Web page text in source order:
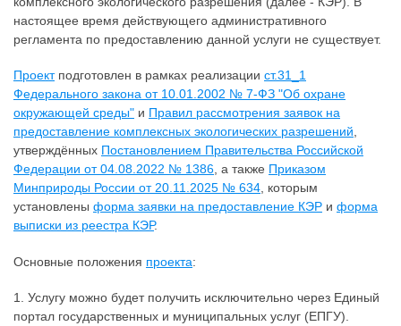
настоящее время действующего административного
регламента по предоставлению данной услуги не существует.
Проектподготовлен в рамках реализации ст.31_1
Федерального закона от 10.01.2002 № 7-ФЗ "Об охране
окружающей среды" и Правил рассмотрения заявок на
предоставление комплексных экологических разрешений
утверждённых Постановлением Правительства Российской
Федерации от 04.08.2022 № 1386 , а также Приказом
Минприроды России от 20.11.2025 № 634 , которым
установлены форма заявки на предоставление КЭР и форма
выписки из реестра КЭР.
Основные положения проекта:
1. Услугу можно будет получить исключительно через Единый
портал государственных и муниципальных услуг (ЕПГУ).